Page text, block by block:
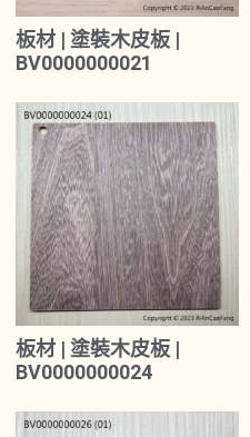
板材 | 塗裝木皮板 |
BV0000000021
板材 | 塗裝木皮板 |
BV0000000024